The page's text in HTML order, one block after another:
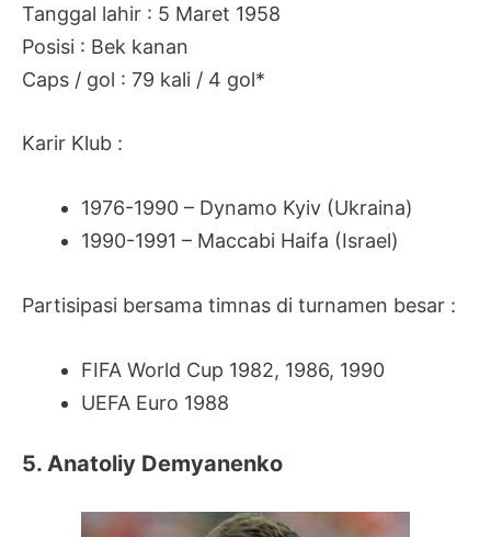
Tanggal lahir : 5 Maret 1958
Posisi : Bek kanan
Caps / gol : 79 kali / 4 gol*
Karir Klub :
1976-1990 – Dynamo Kyiv (Ukraina)
1990-1991 – Maccabi Haifa (Israel)
Partisipasi bersama timnas di turnamen besar :
FIFA World Cup 1982, 1986, 1990
UEFA Euro 1988
5. Anatoliy Demyanenko